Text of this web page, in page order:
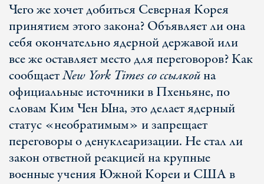
Чего же хочет добиться Северная Корея
принятием этого закона? Объявляет ли она
себя окончательно ядерной державой или
все же оставляет место для переговоров? Как
сообщаетNew York Times со ссылкойна
официальные источники в Пхеньяне, по
словам Ким Чен Ына, это делает ядерный
статус «необратимым» и запрещает
переговоры о денуклеаризации. Не стал ли
закон ответной реакцией на крупные
военные учения Южной Кореи и США в